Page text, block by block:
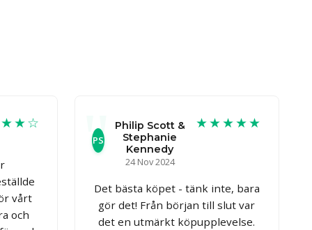
vårt
och
PS
Philip Scott &
Stephanie
Kennedy
24 Nov 2024
★★★★★
Det bästa köpet - tänk inte, bara
gör det! Från början till slut var
det en utmärkt köpupplevelse.